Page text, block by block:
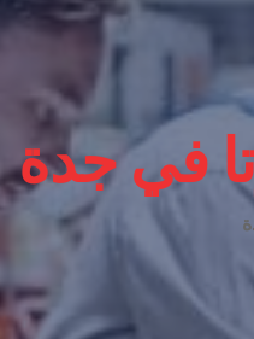
في جدة